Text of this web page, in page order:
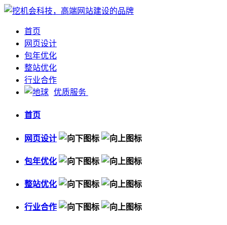
首页
网页设计
包年优化
整站优化
行业合作
优质服务
首页
网页设计
包年优化
整站优化
行业合作